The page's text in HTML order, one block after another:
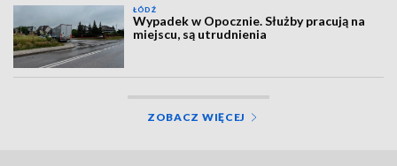
ŁÓDŹ
Wypadek w Opocznie. Służby pracują na
miejscu, są utrudnienia
ZOBACZ WIĘCEJ